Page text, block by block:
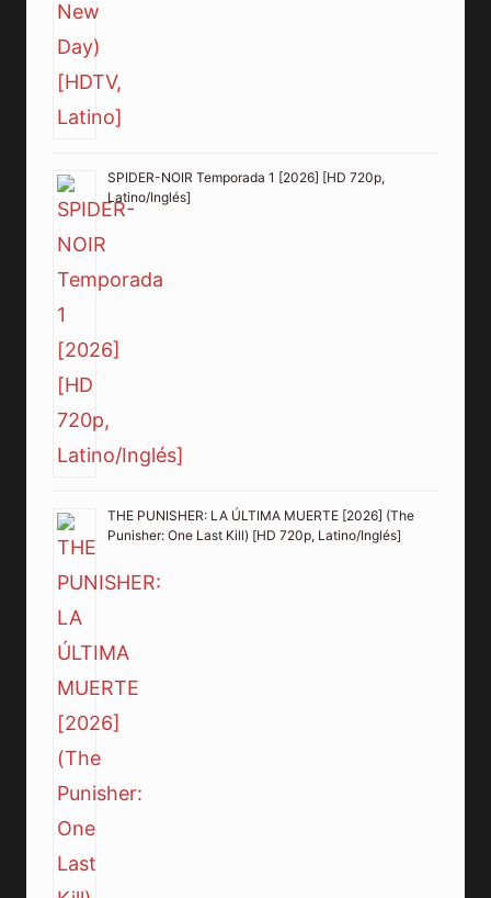
SPIDER-NOIR Temporada 1 [2026] [HD 720p,
Latino/Inglés]
THE PUNISHER: LA ÚLTIMA MUERTE [2026] (The
Punisher: One Last Kill) [HD 720p, Latino/Inglés]